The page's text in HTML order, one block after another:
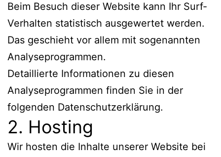
Beim Besuch dieser Website kann Ihr Surf-
Verhalten statistisch ausgewertet werden.
Das geschieht vor allem mit sogenannten
Analyseprogrammen.
Detaillierte Informationen zu diesen
Analyseprogrammen finden Sie in der
folgenden Datenschutzerklärung.
2. Hosting
Wir hosten die Inhalte unserer Website bei